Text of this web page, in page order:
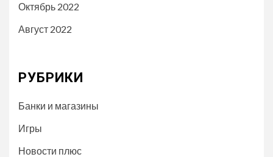
Октябрь 2022
Август 2022
РУБРИКИ
Банки и магазины
Игры
Новости плюс